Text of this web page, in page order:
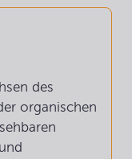
des
organischen